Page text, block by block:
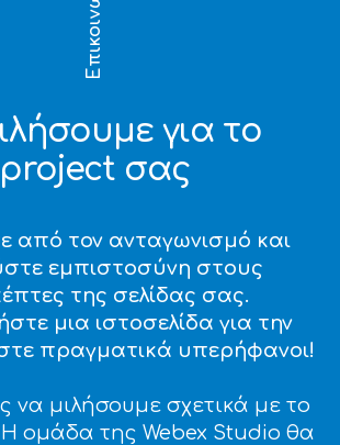
για το
project σας
από τον ανταγωνισμό και
εμπιστοσύνη στους
της σελίδας σας.
μια ιστοσελίδα για την
πραγματικά υπερήφανοι!
να μιλήσουμε σχετικά με το
ομάδα της Webex Studio θα